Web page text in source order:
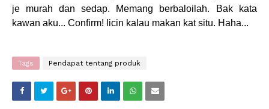
je murah dan sedap. Memang berbaloilah.
Bak kata
kawan aku... Confirm! licin kalau makan kat situ. Haha...
Tags Pendapat tentang produk